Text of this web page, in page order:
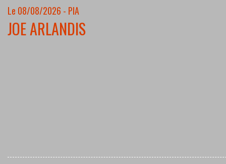
Le 08/08/2026 - PIA
JOE ARLANDIS